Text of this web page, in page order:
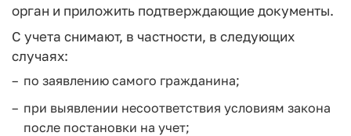
орган и приложить подтверждающие документы.
С учета снимают, в частности, в следующих
случаях:
по заявлению самого гражданина;
при выявлении несоответствия условиям закона
после постановки на учет;